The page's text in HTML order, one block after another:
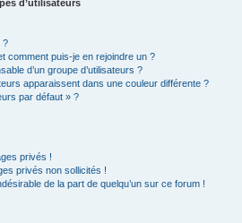
d’utilisateurs
?
comment puis-je en rejoindre un ?
d’un groupe d’utilisateurs ?
apparaissent dans une couleur différente ?
par défaut » ?
privés !
privés non sollicités !
de la part de quelqu’un sur ce forum !